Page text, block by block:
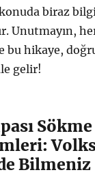
biraz
Unutmayın,
bu hikaye,
gelir!
Sökme
Bilmeniz